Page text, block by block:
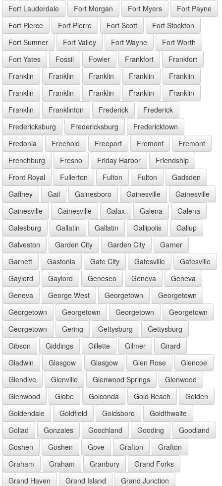
Fort Lauderdale
Fort Morgan Fort Myers
Fort Payne
Fort Pierce
Fort Pierre Fort Scott
Fort Stockton
Fort Sumner
Fort Valley Fort Wayne
Fort Worth
Fort Yates
Fossil Fowler Frankfort
Frankfort
Franklin
Franklin Franklin Franklin
Franklin
Franklin
Franklin Franklin Franklin
Franklin
Franklin
Franklinton Frederick
Frederick
Fredericksburg
Fredericksburg
Fredericktown
Fredonia
Freehold Freeport Fremont
Fremont
Frenchburg
Fresno Friday Harbor
Friendship
Front Royal
Fullerton Fulton Fulton
Gadsden
Gaffney
Gail Gainesboro Gainesville
Gainesville
Gainesville
Gainesville Galax Galena
Galena
Galesburg
Gallatin Gallatin Gallipolis
Gallup
Galveston
Garden City Garden City
Garner
Garnett
Gastonia Gate City Gatesville
Gatesville
Gaylord
Gaylord Geneseo Geneva
Geneva
Geneva
George West Georgetown
Georgetown
Georgetown
Georgetown Georgetown
Georgetown
Georgetown
Gering Gettysburg
Gettysburg
Gibson
Giddings Gillette Gilmer
Girard
Gladwin
Glasgow Glasgow Glen Rose
Glencoe
Glendive
Glenville Glenwood Springs
Glenwood
Glenwood
Globe Golconda Gold Beach
Golden
Goldendale
Goldfield Goldsboro
Goldthwaite
Goliad
Gonzales Goochland Gooding
Goodland
Goshen
Goshen Gove Grafton
Grafton
Graham
Graham Granbury
Grand Forks
Grand Haven
Grand Island
Grand Junction